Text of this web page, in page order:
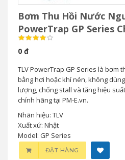
Bơm Thu Hồi Nước
PowerTrap GP Series
Bản
0 đ
TLV PowerTrap GP Series là bơm
bằng hơi hoặc khí nén, không
lượng, chống stall và tăng hiệu
chính hãng tại PM-E.vn.
Nhãn hiệu: TLV
Xuất xứ: Nhật
Model: GP Series
ĐẶT HÀNG